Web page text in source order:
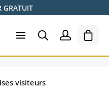
GRATUIT
Le
visiteurs